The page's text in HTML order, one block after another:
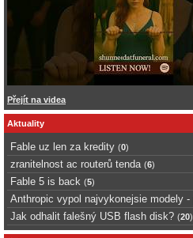
Přejít na videa
Aktuality
Fable uz len za kredity (0)
zranitelnost ac routerů tenda (6)
Fable 5 is back (5)
Anthropic vypol najvykonejsie modely
Jak odhalit falešný USB flash disk? (20)